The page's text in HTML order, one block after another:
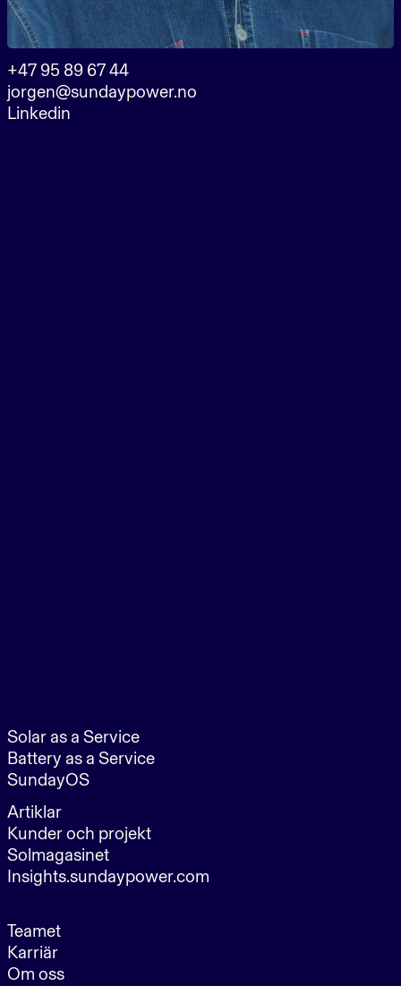
+47 95 89 67 44
jorgen@sundaypower.no
Linkedin
Solar as a Service
Battery as a Service
SundayOS
Artiklar
Kunder och projekt
Solmagasinet
Insights.sundaypower.com
Teamet
Karriär
Om oss